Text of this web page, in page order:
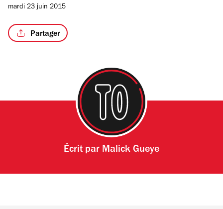
mardi 23 juin 2015
Partager
Écrit par Malick Gueye